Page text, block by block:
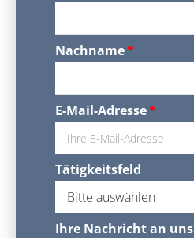
Nachname*
E-Mail-Adresse*
Tätigkeitsfeld
Ihre Nachricht an uns